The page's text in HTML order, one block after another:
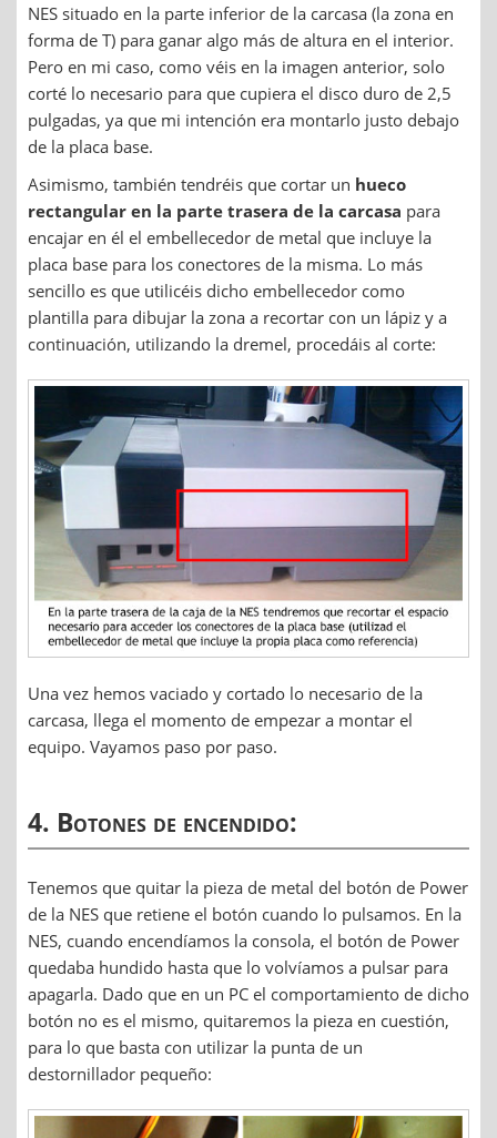
NES situado en la parte inferior de la carcasa (la zona en
forma de T) para ganar algo más de altura en el interior.
Pero en mi caso, como véis en la imagen anterior, solo
corté lo necesario para que cupiera el disco duro de 2,5
pulgadas, ya que mi intención era montarlo justo debajo
de la placa base.
Asimismo, también tendréis que cortar un hueco
rectangular en la parte trasera de la carcasa para
encajar en él el embellecedor de metal que incluye la
placa base para los conectores de la misma. Lo más
sencillo es que utilicéis dicho embellecedor como
plantilla para dibujar la zona a recortar con un lápiz y a
continuación, utilizando la dremel, procedáis al corte:
Una vez hemos vaciado y cortado lo necesario de la
carcasa, llega el momento de empezar a montar el
equipo. Vayamos paso por paso.
4. Botones de encendido:
Tenemos que quitar la pieza de metal del botón de Power
de la NES que retiene el botón cuando lo pulsamos. En la
NES, cuando encendíamos la consola, el botón de Power
quedaba hundido hasta que lo volvíamos a pulsar para
apagarla. Dado que en un PC el comportamiento de dicho
botón no es el mismo, quitaremos la pieza en cuestión,
para lo que basta con utilizar la punta de un
destornillador pequeño: